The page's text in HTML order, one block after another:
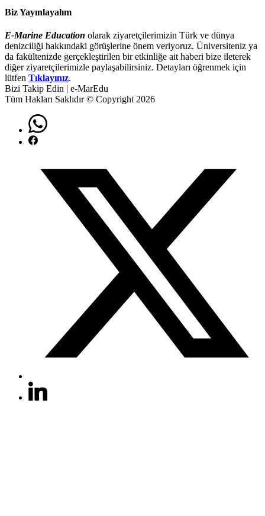
Biz Yayınlayalım
E-Marine Education olarak ziyaretçilerimizin Türk ve dünya
denizciliği hakkındaki görüşlerine önem veriyoruz. Üniversiteniz ya
da fakültenizde gerçekleştirilen bir etkinliğe ait haberi bize ileterek
diğer ziyaretçilerimizle paylaşabilirsiniz. Detayları öğrenmek için
lütfen Tıklayınız.
Bizi Takip Edin | e-MarEdu
Tüm Hakları Saklıdır © Copyright 2026